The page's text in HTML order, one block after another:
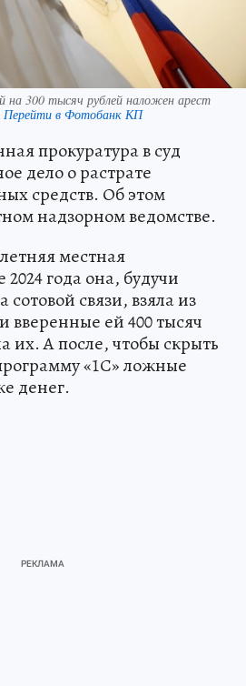
на 300 тысяч рублей наложен арест
Перейти в Фотобанк КП
прокуратура в суд
дело о растрате
средств. Об этом
надзорном ведомстве.
местная
года она, будучи
связи, взяла из
вверенные ей 400 тысяч
их. А после, чтобы скрыть
«1С» ложные
денег.